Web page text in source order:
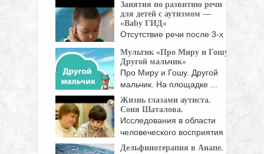
с ребёнком ...
Занятия по развитию речи
для детей с аутизмом —
«Baby ГИД»
Отсутствие речи после 3-х
Мультик «Про Миру и Гошу.
Другой мальчик»
Про Миру и Гошу. Другой
мальчик. На площадке ...
Жизнь глазами аутиста.
Соня Шаталова.
Исследования в области
человеческого восприятия
показали, что ...
Дельфинотерапия в Анапе.